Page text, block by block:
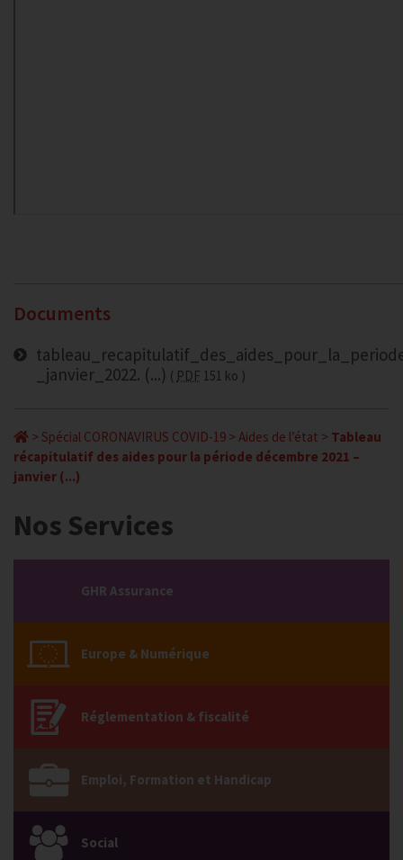
Documents
_janvier_2022. (...)
PDF 151 ko
> Spécial CORONAVIRUS COVID-19 > Aides de l’état > Tableau
récapitulatif des aides pour la période décembre 2021 –
janvier (...)
Nos Services
GHR Assurance
Europe & Numérique
Réglementation & fiscalité
Emploi, Formation et Handicap
Social